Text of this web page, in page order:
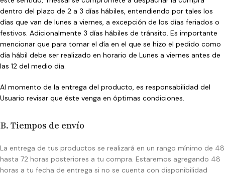
dentro del plazo de 2 a 3 días hábiles, entendiendo por tales los
días que van de lunes a viernes, a excepción de los días feriados o
festivos. Adicionalmente 3 días hábiles de tránsito. Es importante
mencionar que para tomar el día en el que se hizo el pedido como
día hábil debe ser realizado en horario de Lunes a viernes antes de
las 12 del medio día.
Al momento de la entrega del producto, es responsabilidad del
Usuario revisar que éste venga en óptimas condiciones.
B. Tiempos de envío
La entrega de tus productos se realizará en un rango mínimo de 48
hasta 72 horas posteriores a tu compra. Estaremos agregando 48
horas a tu fecha de entrega si no se cuenta con disponibilidad